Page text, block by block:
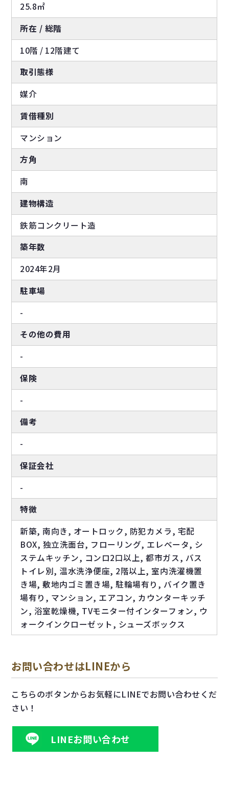
25.8㎡
所在 / 総階
10階 / 12階建て
取引態様
媒介
賃借種別
マンション
方角
南
建物構造
鉄筋コンクリート造
築年数
2024年2月
駐車場
-
その他の費用
-
保険
-
備考
-
保証会社
-
特徴
新築, 南向き, オートロック, 防犯カメラ, 宅配
BOX, 独立洗面台, フローリング, エレベータ, シ
ステムキッチン, コンロ2口以上, 都市ガス, バス
トイレ別, 温水洗浄便座, 2階以上, 室内洗濯機置
き場, 敷地内ゴミ置き場, 駐輪場有り, バイク置き
場有り, マンション, エアコン, カウンターキッチ
ン, 浴室乾燥機, TVモニター付インターフォン, ウ
ォークインクローゼット, シューズボックス
お問い合わせはLINEから
こちらのボタンからお気軽にLINEでお問い合わせくだ
さい！
LINEお問い合わせ